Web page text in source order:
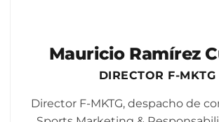
Mauricio Ramírez
DIRECTOR F-MKTG
Director F-MKTG, despacho de